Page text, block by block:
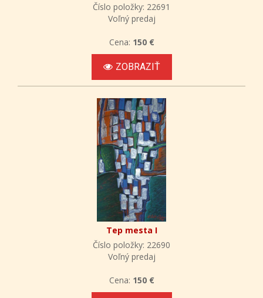
Číslo položky: 22691
Voľný predaj
Cena: 150 €
ZOBRAZIŤ
Tep mesta I
Číslo položky: 22690
Voľný predaj
Cena: 150 €